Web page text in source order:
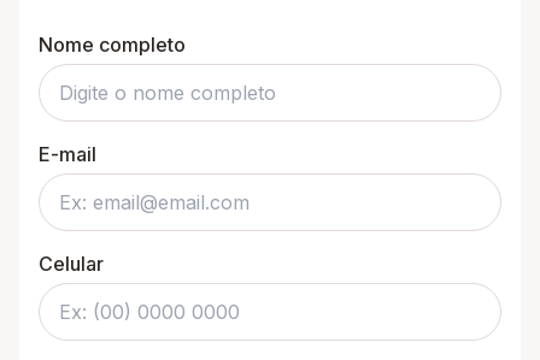
Nome completo
E-mail
Celular